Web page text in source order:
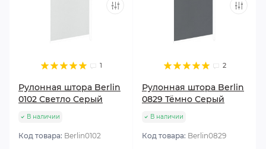
1
Рулонная штора Berlin
0102 Светло Серый
В наличии
Код товара: Berlin0102
2
Рулонная штора Berlin
0829 Тёмно Серый
В наличии
Код товара: Berlin0829